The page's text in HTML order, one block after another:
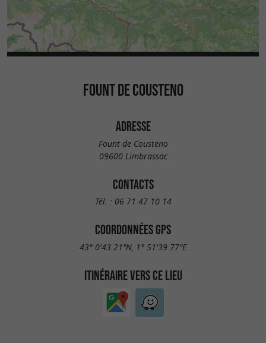
FOUNT DE COUSTENO
ADRESSE
Fount de Cousteno
09600 Limbrassac
CONTACTS
Tél. : 06 71 47 10 14
COORDONNÉES GPS
43° 0'43.21"N, 1° 51'39.77"E
ITINÉRAIRE VERS CE LIEU